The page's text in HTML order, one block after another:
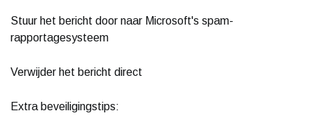
Stuur het bericht door naar Microsoft's spam-
rapportagesysteem
Verwijder het bericht direct
Extra beveiligingstips: